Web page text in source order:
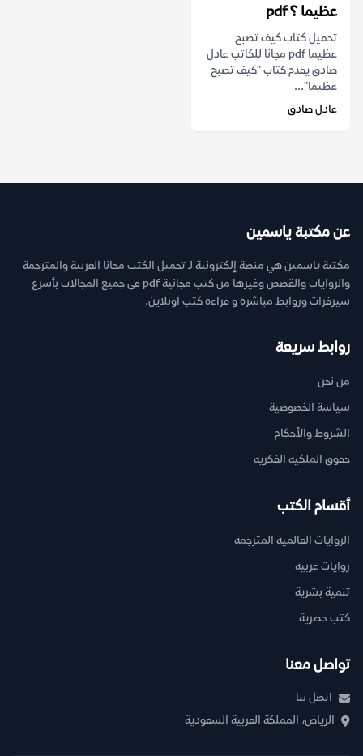
عظيما ؟ pdf
تحميل كتاب كيف تصبح
عظيما pdf مجانا للكاتب عادل
صادق يقدم كتاب "كيف تصبح
عظيما"...
عادل صادق
عن مكتبة ياسمين
مكتبة ياسمين هي منصة إلكترونية لـ تحميل الكتب مجانا العربية والمترجمة
والروايات والقصص وغيرها من كتب مجانية pdf فى جميع المجالات بأسرع
سيرفرات وروابط مباشرة و قراءة كتب اونلاين.
روابط سريعة
من نحن
سياسة الخصوصية
الشروط والأحكام
حقوق الملكية الفكرية
أقسام الكتب
الروايات العالمية المترجمة
روايات عربية
تنمية بشرية
كتب حصرية
تواصل معنا
اتصل بنا
الرياض، المملكة العربية السعودية